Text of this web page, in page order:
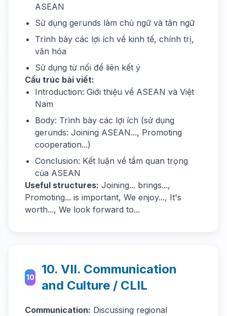
ASEAN
Sử dụng gerunds làm chủ ngữ và tân ngữ
Trình bày các lợi ích về kinh tế, chính trị,
văn hóa
Sử dụng từ nối để liên kết ý
Cấu trúc bài viết:
Introduction: Giới thiệu về ASEAN và Việt
Nam
Body: Trình bày các lợi ích (sử dụng
gerunds: Joining ASEAN..., Promoting
cooperation...)
Conclusion: Kết luận về tầm quan trọng
của ASEAN
Useful structures: Joining... brings...,
Promoting... is important, We enjoy..., It's
worth..., We look forward to...
10
10. VII. Communication
and Culture / CLIL
Communication: Discussing regional